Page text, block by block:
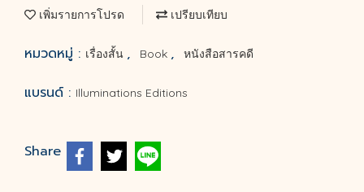
เพิ่มรายการโปรด เปรียบเทียบ
หมวดหมู่ : เรื่องสั้น , Book , หนังสือสารคดี
แบรนด์ : Illuminations Editions
Share